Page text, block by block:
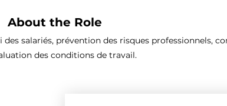
About the Role
salariés, prévention des risques professionnels,
des conditions de travail.